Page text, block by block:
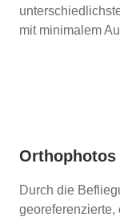
mit minimalem
Durch die
georeferenzierte,